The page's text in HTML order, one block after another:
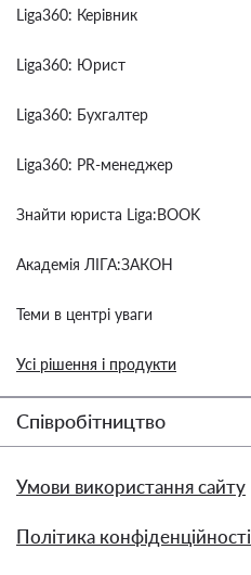
Liga360: Керівник
Liga360: Юрист
Liga360: Бухгалтер
Liga360: PR-менеджер
Знайти юриста Liga:BOOK
Академія ЛІГА:ЗАКОН
Теми в центрі уваги
Усі рішення і продукти
Співробітництво
Умови використання сайту
Політика конфіденційності